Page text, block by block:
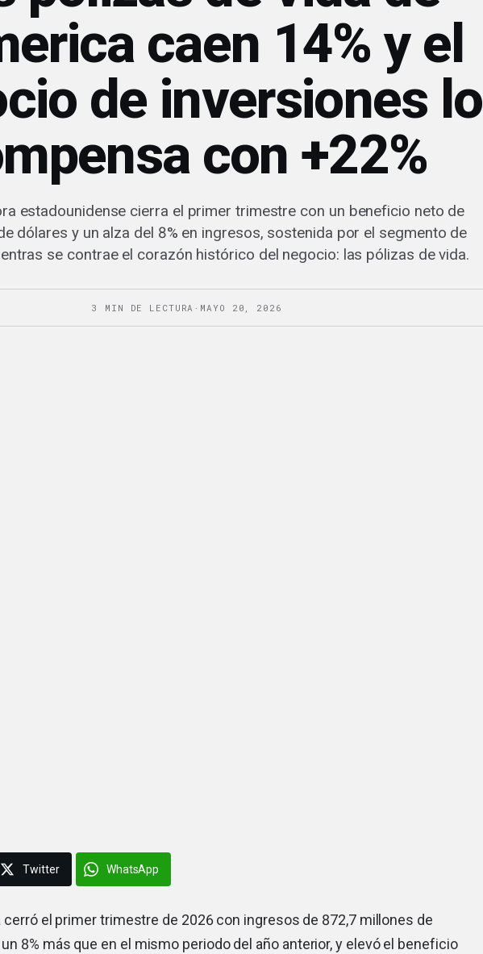
caen 14% y el
de inversiones lo
con +22%
estadounidense cierra el primer trimestre con un beneficio neto de
dólares y un alza del 8% en ingresos, sostenida por el segmento de
se contrae el corazón histórico del negocio: las pólizas de vida.
3 MIN DE LECTURA · MAYO 20, 2026
Twitter WhatsApp
cerró el primer trimestre de 2026 con ingresos de 872,7 millones de
8% más que en el mismo periodo del año anterior, y elevó el beneficio